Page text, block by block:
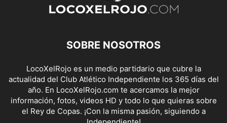
SOBRE NOSOTROS
LocoXelRojo es un medio partidario que cubre la
actualidad del Club Atlético Independiente los 365 días del
año. En LocoXelRojo.com te acercamos la mejor
información, fotos, videos HD y todo lo que quieras sobre
el Rey de Copas. ¡Con la misma pasión, siguiendo a